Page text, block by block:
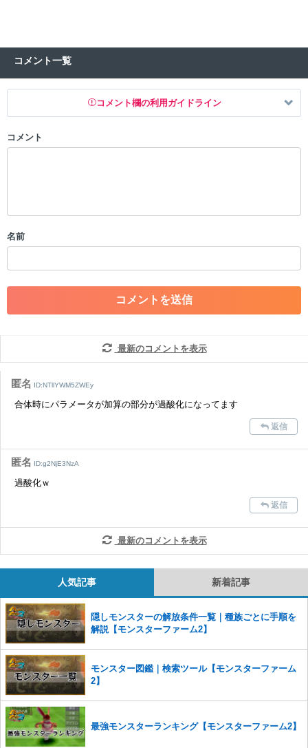
コメント一覧
コメント欄の利用ガイドライン
以下の書き込みを禁止とし、場合によってはコメント削除や書き込み制
・一度削除された投稿を再び投稿すること
・アカウントの売買など金銭が絡む内容の投稿
・各ゲームのネタバレを含む内容の投稿
・その他、管理者が不適切と判断した投稿
コメントの削除を申請する※投稿内容を確認後、順次対応さ
せていただきます。ご了承ください。
さい。
また、過度な利用規約の違反や、弊社に損害の及ぶ内容の書き込みがあ
かじめご理解くださいませ。
コメント
名前
最新のコメントを表示
匿名 ID:NTllYWM5ZWEy
合体時にパラメータが加算の部分が過酸化になってます
返信
匿名 ID:g2NjE3NzA
過酸化ｗ
返信
最新のコメントを表示
人気記事 新着記事
隠しモンスターの解放条件一覧｜種族ごとに手順を
解説【モンスターファーム2】
モンスター図鑑｜検索ツール【モンスターファーム
2】
最強モンスターランキング【モンスターファーム2】